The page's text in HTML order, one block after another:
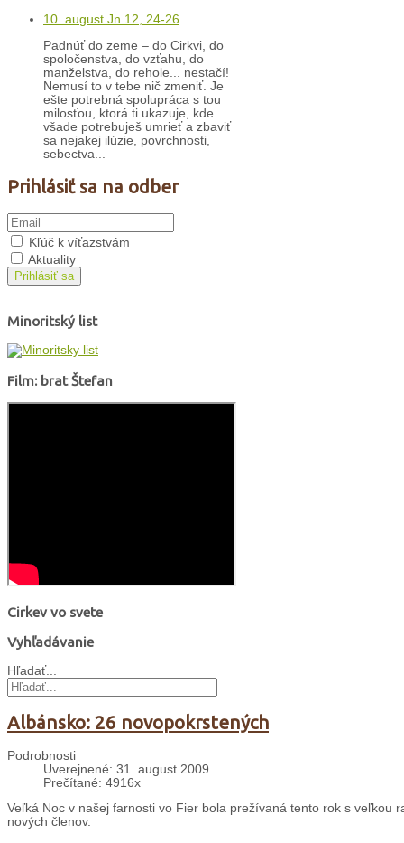
10. august Jn 12, 24-26
Padnúť do zeme – do Cirkvi, do
spoločenstva, do vzťahu, do
manželstva, do rehole... nestačí!
Nemusí to v tebe nič zmeniť. Je
ešte potrebná spolupráca s tou
milosťou, ktorá ti ukazuje, kde
všade potrebuješ umrieť a zbaviť
sa nejakej ilúzie, povrchnosti,
sebectva...
Prihlásiť sa na odber
Kľúč k víťazstvám
Aktuality
Prihlásiť sa
Minoritský list
Film: brat Štefan
Cirkev vo svete
Vyhľadávanie
Hľadať...
Albánsko: 26 novopokrstených
Podrobnosti
Uverejnené: 31. august 2009
Prečítané: 4916x
Veľká Noc v našej farnosti vo Fier bola prežívaná tento rok s veľkou
nových členov.